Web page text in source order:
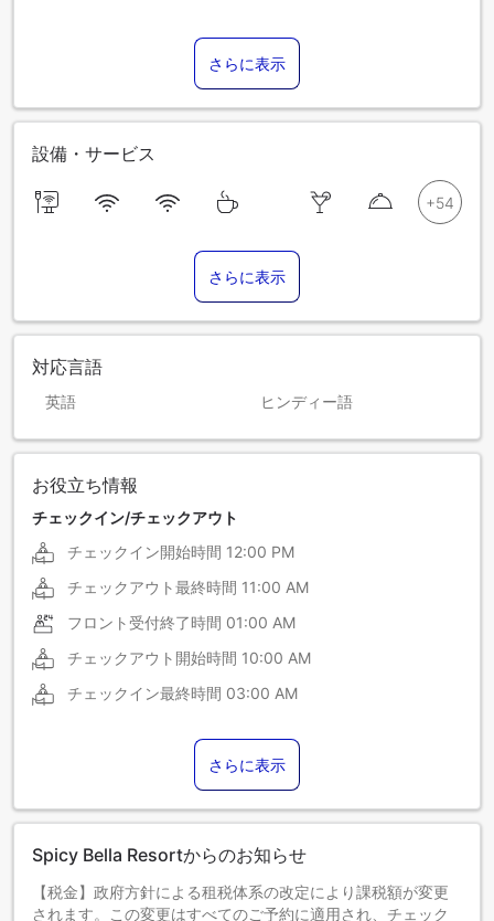
さらに表示
設備・サービス
さらに表示
対応言語
英語 ヒンディー語
お役立ち情報
チェックイン/チェックアウト
チェックイン開始時間 12:00 PM
チェックアウト最終時間 11:00 AM
フロント受付終了時間 01:00 AM
チェックアウト開始時間 10:00 AM
チェックイン最終時間 03:00 AM
さらに表示
Spicy Bella Resortからのお知らせ
【税金】政府方針による租税体系の改定により課税額が変更
されます。この変更はすべてのご予約に適用され、チェック